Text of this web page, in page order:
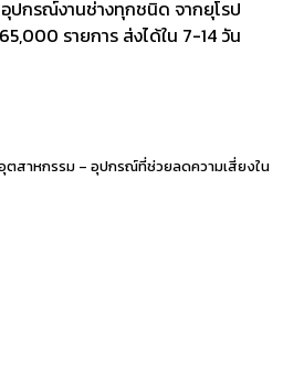
อุปกรณ์งานช่างทุกชนิด จากยุโรป
รายการ ส่งได้ใน 7-14 วัน
ตสาหกรรม – อุปกรณ์ที่ช่วยลดความเสี่ยงใน